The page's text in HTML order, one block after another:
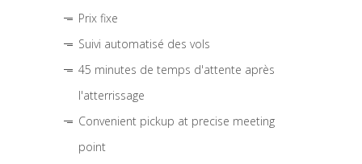
Prix fixe
Suivi automatisé des vols
45 minutes de temps d'attente après
l'atterrissage
Convenient pickup at precise meeting
point